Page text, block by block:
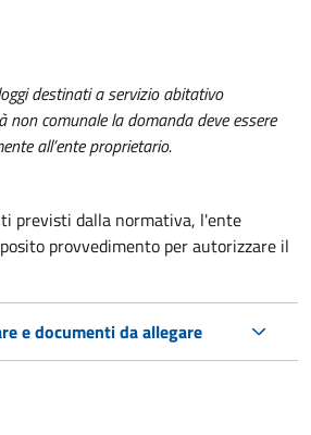
destinati a servizio abitativo
non comunale la domanda deve essere
all’ente proprietario.
previsti dalla normativa, l'ente
provvedimento per autorizzare il
e documenti da allegare